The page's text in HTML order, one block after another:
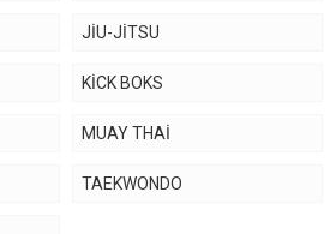
JİU-JİTSU
KİCK BOKS
MUAY THAİ
TAEKWONDO